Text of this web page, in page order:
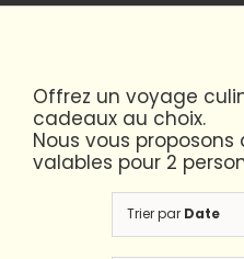
Offrez un voyage
cadeaux au choix.
Nous vous
valables pour 2
Trier par Date